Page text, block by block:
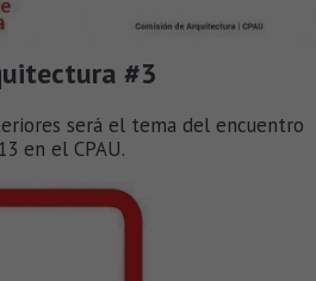
#3
será el tema del encuentro
en el CPAU.